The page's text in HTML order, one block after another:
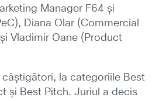
Manager F64 și
Diana Olar (Commercial
Vladimir Oane (Product
la categoriile Best
și Best Pitch. Juriul a decis